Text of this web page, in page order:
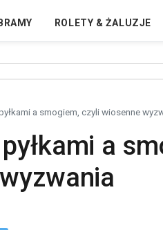
BRAMY ROLETY & ŻALUZJE
a smogiem, czyli wiosenne
a